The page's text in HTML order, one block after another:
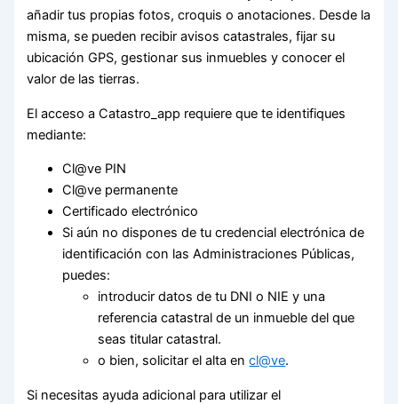
añadir tus propias fotos, croquis o anotaciones. Desde la
misma, se pueden recibir avisos catastrales, fijar su
ubicación GPS, gestionar sus inmuebles y conocer el
valor de las tierras.
El acceso a Catastro_app requiere que te identifiques
mediante:
Cl@ve PIN
Cl@ve permanente
Certificado electrónico
Si aún no dispones de tu credencial electrónica de
identificación con las Administraciones Públicas,
puedes:
introducir datos de tu DNI o NIE y una
referencia catastral de un inmueble del que
seas titular catastral.
o bien, solicitar el alta encl@ve.
Si necesitas ayuda adicional para utilizar el